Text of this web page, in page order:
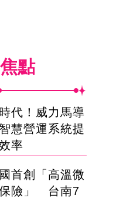
點
代！威力馬導
慧營運系統提
率
首創「高溫微
險」 台南7